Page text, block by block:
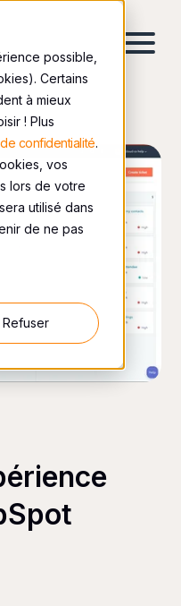
possible,
Certains
à mieux
! Plus
confidentialité.
vos
lors de votre
utilisé dans
de ne pas
Refuser